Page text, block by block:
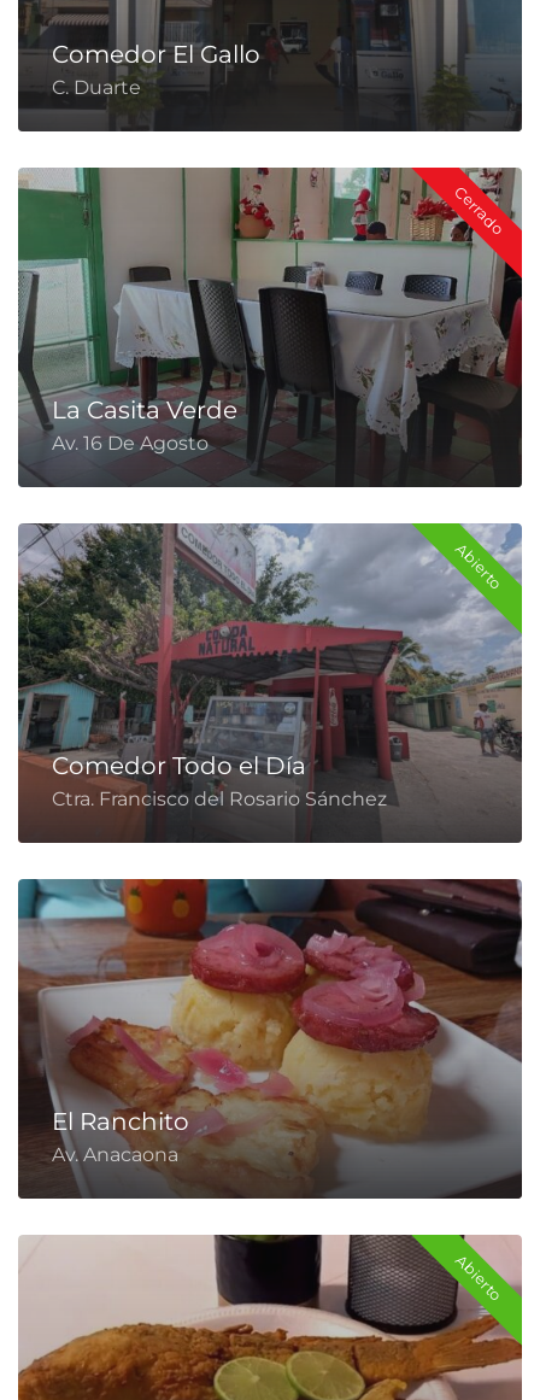
Comedor El Gallo
C. Duarte
Cerrado
La Casita Verde
Av. 16 De Agosto
Abierto
Comedor Todo el Día
Ctra. Francisco del Rosario Sánchez
El Ranchito
Av. Anacaona
Abierto